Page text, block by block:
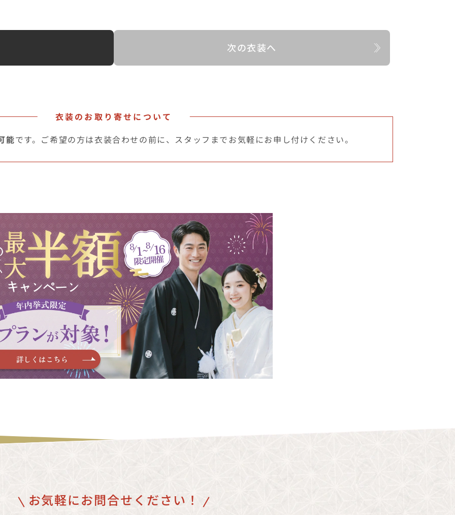
次の衣装へ
衣装のお取り寄せについて
能です。ご希望の方は衣装合わせの前に、スタッフまでお気軽にお申し付けください。
お気軽にお問合せください！